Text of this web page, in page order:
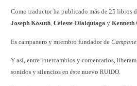
Como traductor ha publicado más de 25 libros
Joseph Kosuth,Celeste Olalquiaga yKenneth
Es campanero y miembro fundador de
Y así, entre intercambios y comentarios,
sonidos y silencios en éste nuevo RUIDO.